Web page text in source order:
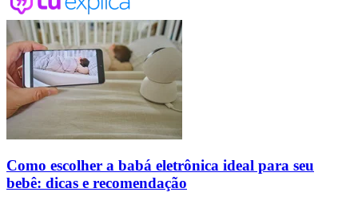
Como escolher a babá eletrônica ideal para seu
bebê: dicas e recomendação